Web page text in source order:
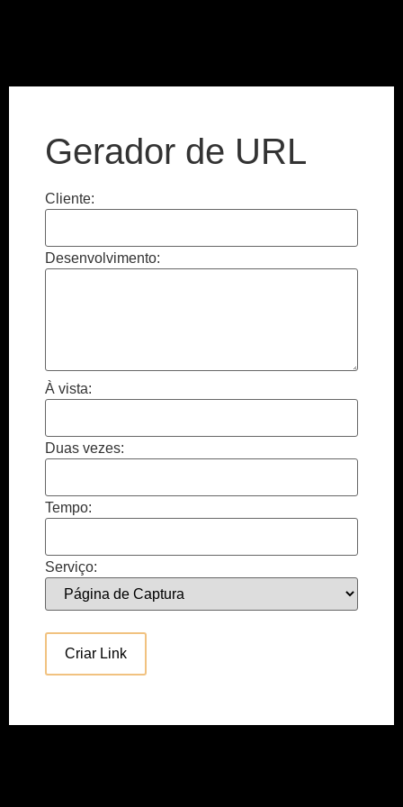
Gerador de URL
Cliente:
Desenvolvimento:
À vista:
Duas vezes:
Tempo:
Serviço:
Criar Link